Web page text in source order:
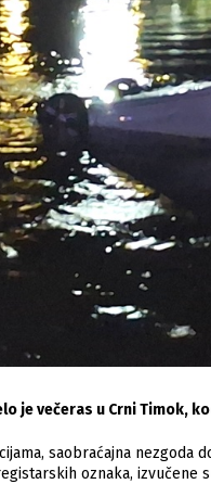
je večeras u Crni Timok,
saobraćajna
oznaka, izvučene